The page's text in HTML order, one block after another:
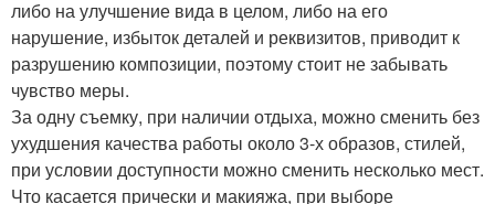
либо на улучшение вида в целом, либо на его
нарушение, избыток деталей и реквизитов, приводит к
разрушению композиции, поэтому стоит не забывать
чувство меры.
За одну съемку, при наличии отдыха, можно сменить без
ухудшения качества работы около 3-х образов, стилей,
при условии доступности можно сменить несколько мест.
Что касается прически и макияжа, при выборе